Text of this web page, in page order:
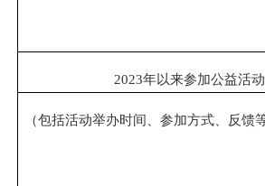
2023年以来参加公益活
（包括活动举办时间、参加方式、反馈等